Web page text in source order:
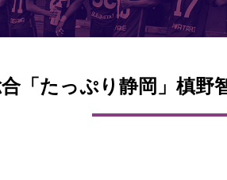
「たっぷり静岡」槙野